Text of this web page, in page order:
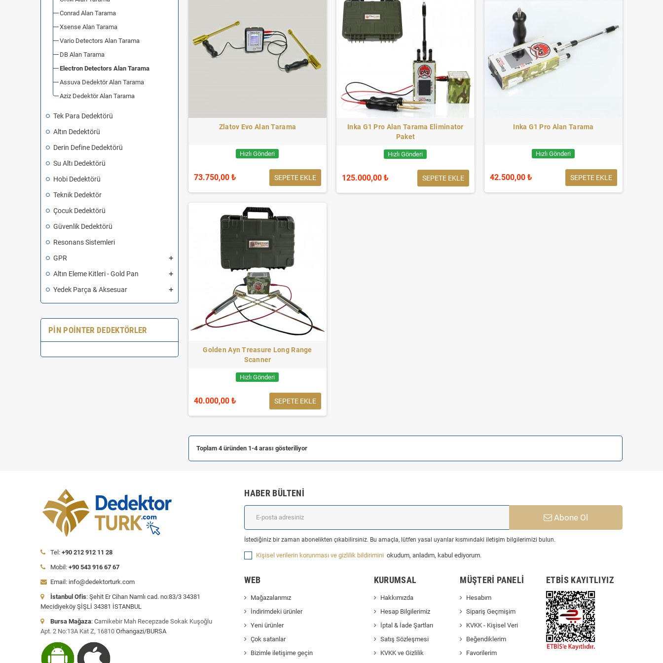
Conrad Alan Tarama
Xsense Alan Tarama
Vario Detectors Alan Tarama
DB Alan Tarama
Electron Detectors Alan Tarama
Assuva Dedektör Alan Tarama
Aziz Dedektör Alan Tarama
Tek Para Dedektörü
Altın Dedektörü
Derin Define Dedektörü
Su Altı Dedektörü
Hobi Dedektörü
Teknik Dedektör
Çocuk Dedektörü
Güvenlik Dedektörü
Resonans Sistemleri
GPR
Altın Eleme Kitleri - Gold Pan
Yedek Parça & Aksesuar
PIN POINTER DEDEKTÖRLER
Zlatov Evo Alan Tarama
Hızlı Gönderi
73.750,00 ₺ SEPETE EKLE
Inka G1 Pro Alan Tarama Eliminator
Paket
Hızlı Gönderi
125.000,00 ₺ SEPETE EKLE
Inka G1 Pro Alan Tarama
Hızlı Gönderi
42.500,00 ₺ SEPETE EKLE
Golden Ayn Treasure Long Range
Scanner
Hızlı Gönderi
40.000,00 ₺ SEPETE EKLE
Toplam 4 üründen 1-4 arası gösteriliyor
Tel: +90 212 912 11 28
Mobil: +90 543 916 67 67
Email: info@dedektorturk.com
İstanbul Ofis: Şehit Er Cihan Namlı cad. no:83/3 34381
Mecidiyeköy ŞİŞLİ 34381 İSTANBUL
Bursa Mağaza: Camikebir Mah Recepzade Sokak Kuşoğlu
Apt. 2 No:13A Kat Z, 16810 Orhangazi/BURSA
HABER BÜLTENI
Abone Ol
İstediğiniz bir zaman abonelikten çıkabilirsiniz. Bu amaçla, lütfen yasal uyarılar kısmındaki iletişim bilgilerimizi bulun.
Kişisel verilerin korunması ve gizlilik bildirimini okudum, anladım, kabul ediyorum.
WEB
Mağazalarımız
İndirimdeki ürünler
Yeni ürünler
Çok satanlar
Bizimle iletişime geçin
KURUMSAL
Hakkımızda
Hesap Bilgilerimiz
İptal & İade Şartları
Satış Sözleşmesi
KVKK ve Gizlilik
MÜŞTERI PANELI
Hesabım
Sipariş Geçmişim
KVKK - Kişisel Veri
Beğendiklerim
Favorilerim
ETBİS KAYITLIYIZ